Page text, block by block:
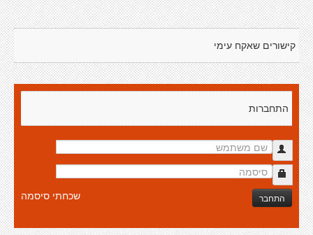
קישורים שאקח עימי
התחברות
התחבר שכחתי סיסמה